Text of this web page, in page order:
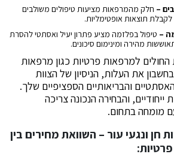
– חלק מהמרפאות מציעות טיפולים משולבים
לקבלת תוצאות אופטימליות.
– טיפול בפלזמה מציע פתרון יעיל ואסתטי להסרת
מהירה ומינימום סיכונים.
החולים למרפאות פרטיות כגון מרפאות
את העלות, הניסיון של הצוות
והבריאותיים הספציפיים שלך.
ייחודיים, והבחירה הנכונה צריכה
מומחה בתחום.
חן ונגעי עור – השוואת מחירים בין